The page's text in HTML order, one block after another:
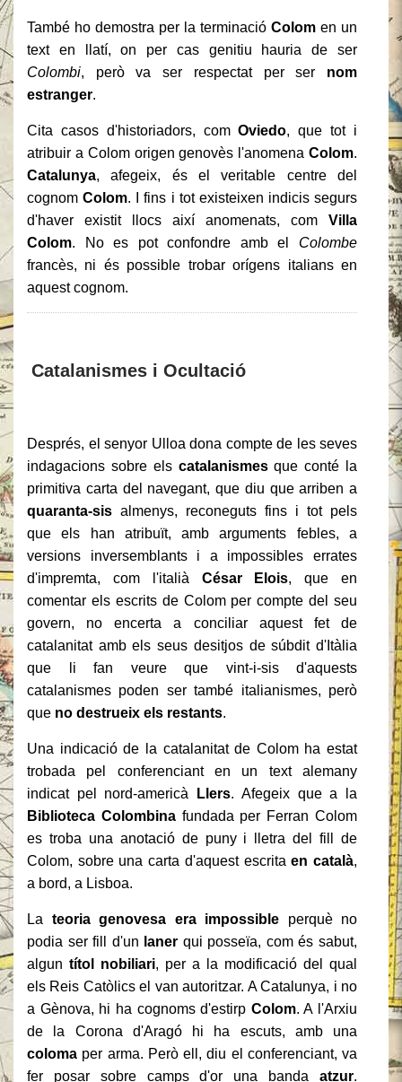
També ho demostra per la terminació Colom en un
text en llatí, on per cas genitiu hauria de ser
Colombi, però va ser respectat per ser nom
estranger.
Cita casos d'historiadors, comOviedo, que tot i
atribuir a Colom origen genovès l'anomena Colom.
Catalunya, afegeix, és el veritable centre del
cognomColom. I fins i tot existeixen indicis segurs
d'haver existit llocs així anomenats, com Villa
Colom. No es pot confondre amb el Colombe
francès, ni és possible trobar orígens italians en
aquest cognom.
Catalanismes i Ocultació
Després, el senyor Ulloa dona compte de les seves
indagacions sobre els catalanismesque conté la
primitiva carta del navegant, que diu que arriben a
quaranta-sis almenys, reconeguts fins i tot pels
que els han atribuït, amb arguments febles, a
versions inversemblants i a impossibles errates
d'impremta, com l'italià César Elois, que en
comentar els escrits de Colom per compte del seu
govern, no encerta a conciliar aquest fet de
catalanitat amb els seus desitjos de súbdit d'Itàlia
que li fan veure que vint-i-sis d'aquests
catalanismes poden ser també italianismes, però
que no destrueix els restants.
Una indicació de la catalanitat de Colom ha estat
trobada pel conferenciant en un text alemany
indicat pel nord-americà
Llers. Afegeix que a la
Biblioteca Colombinafundada per Ferran Colom
es troba una anotació de puny i lletra del fill de
Colom, sobre una carta d'aquest escritaen català,
a bord, a Lisboa.
La teoria genovesa era impossible perquè no
podia ser fill d'un laner qui posseïa, com és sabut,
algun títol nobiliari, per a la modificació del qual
els Reis Catòlics el van autoritzar. A Catalunya, i no
a Gènova, hi ha cognoms d'estirp Colom. A l'Arxiu
de la Corona d'Aragó hi ha escuts, amb una
coloma per arma. Però ell, diu el conferenciant, va
fer posar sobre camps d'or una banda atzur.